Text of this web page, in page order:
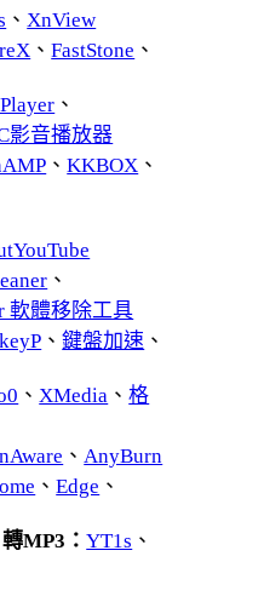
、 XnView
、FastStone 、
、
影音播放器
、KKBOX 、
、
軟體移除工具
、鍵盤加速 、
、 XMedia 、格
、 AnyBurn
、Edge 、
MP3：YT1s 、